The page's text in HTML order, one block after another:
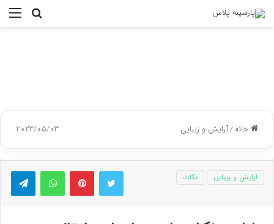
جستجو
خانه/آرایش و زیبایی 2023/05/03
توییتر پینتریستواتس آپ
آرایش و زیبایی نکات